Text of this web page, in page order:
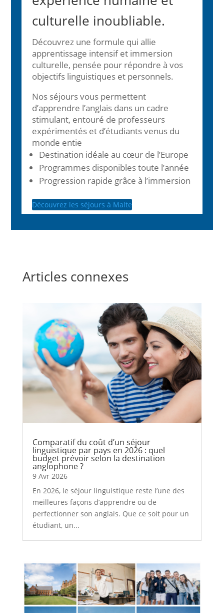
culturelle inoubliable.
Découvrez une formule qui allie
apprentissage intensif et immersion
culturelle, pensée pour répondre à vos
objectifs linguistiques et personnels.
Nos séjours vous permettent
d’apprendre l’anglais dans un cadre
stimulant, entouré de professeurs
expérimentés et d’étudiants venus du
monde entie
Destination idéale au cœur de l’Europe
Programmes disponibles toute l’année
Progression rapide grâce à l’immersion
Découvrez les séjours à Malte
Articles connexes
Comparatif du coût d’un séjour
linguistique par pays en 2026 : quel
budget prévoir selon la destination
anglophone ?
9 Avr 2026
En 2026, le séjour linguistique reste l’une des
meilleures façons d’apprendre ou de
perfectionner son anglais. Que ce soit pour un
étudiant, un...